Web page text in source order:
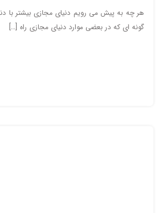
هر چه به پیش می رویم دنیای مجازی بیشتر با
گونه ای که در بعضی موارد دنیای مجازی راه […]